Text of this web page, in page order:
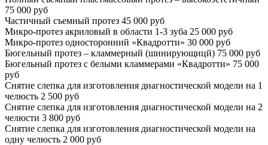
75 000 руб
Частичный съемный протез 45 000 руб
Микро-протез акриловый в области 1-3 зуба 25 000 руб
Микро-протез односторонний «Квадротти» 30 000 руб
Бюгельный протез – кламмерный (шинирующицй) 75 000 руб
Бюгельный протез с белыми кламмерами «Квадротти» 75 000
руб
Снятие слепка для изготовления диагностической модели на 1
челюсть 2 500 руб
Снятие слепка для изготовления диагностической модели на 2
челюсти 3 800 руб
Снятие слепка для изготовления диагностической модели на
одну челюсть 2 000 руб